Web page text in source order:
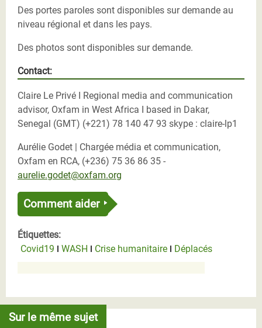
Des portes paroles sont disponibles sur demande au
niveau régional et dans les pays.
Des photos sont disponibles sur demande.
Contact:
Claire Le Privé I Regional media and communication
advisor, Oxfam in West Africa I based in Dakar,
Senegal (GMT) (+221) 78 140 47 93 skype : claire-lp1
Aurélie Godet | Chargée média et communication,
Oxfam en RCA, (+236) 75 36 86 35 -
aurelie.godet@oxfam.org
Comment aider
Étiquettes:
Covid19
WASH Crise humanitaire Déplacés
Sur le même sujet